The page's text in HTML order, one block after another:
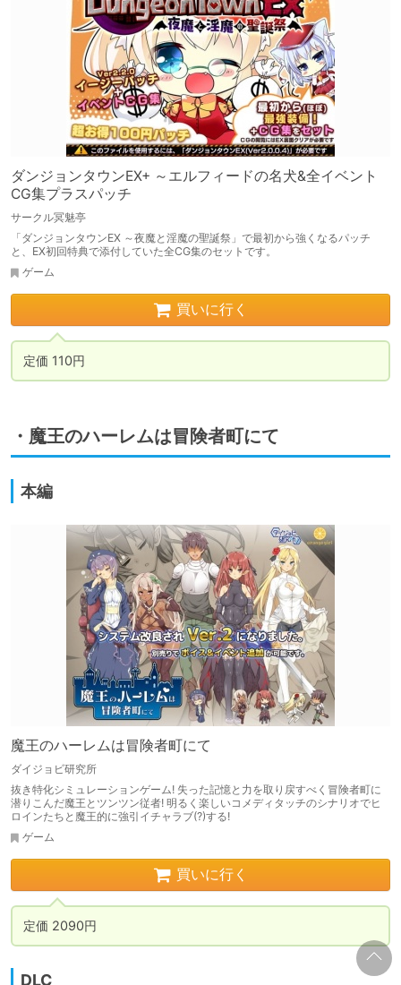
ダンジョンタウンEX+ ～エルフィードの名犬&全イベント
CG集プラスパッチ
サークル冥魅亭
「ダンジョンタウンEX ～夜魔と淫魔の聖誕祭」で最初から強くなるパッチ
と、EX初回特典で添付していた全CG集のセットです。
ゲーム
買いに行く
定価 110円
・魔王のハーレムは冒険者町にて
本編
魔王のハーレムは冒険者町にて
ダイジョビ研究所
抜き特化シミュレーションゲーム! 失った記憶と力を取り戻すべく冒険者町に
潜りこんだ魔王とツンツン従者! 明るく楽しいコメディタッチのシナリオでヒ
ロインたちと魔王的に強引イチャラブ(?)する!
ゲーム
買いに行く
定価 2090円
DLC